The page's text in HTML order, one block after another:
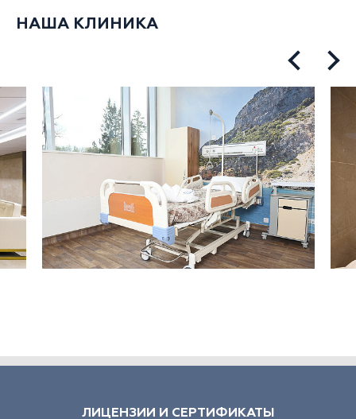
НАША КЛИНИКА
ЛИЦЕНЗИИ И СЕРТИФИКАТЫ